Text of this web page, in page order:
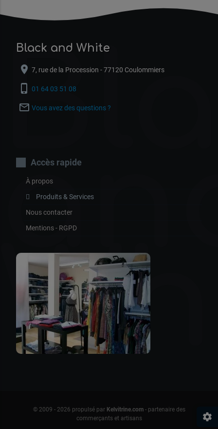
Black and White
location_on 7, rue de la Procession - 77120 Coulommiers
phone_iphone 01 64 03 51 08
mail_outline Vous avez des questions ?
Accès rapide
À propos
Produits & Services
Nous contacter
Mentions - RGPD
© 2009 - 2026 propulsé par Kelvitrine.com- partenaire des
commerçants et artisans
settings